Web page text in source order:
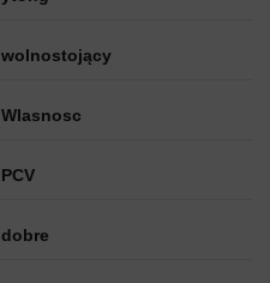
wolnostojący
Wlasnosc
PCV
dobre